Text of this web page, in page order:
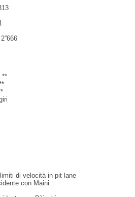
**
di velocità in pit lane
con Maini